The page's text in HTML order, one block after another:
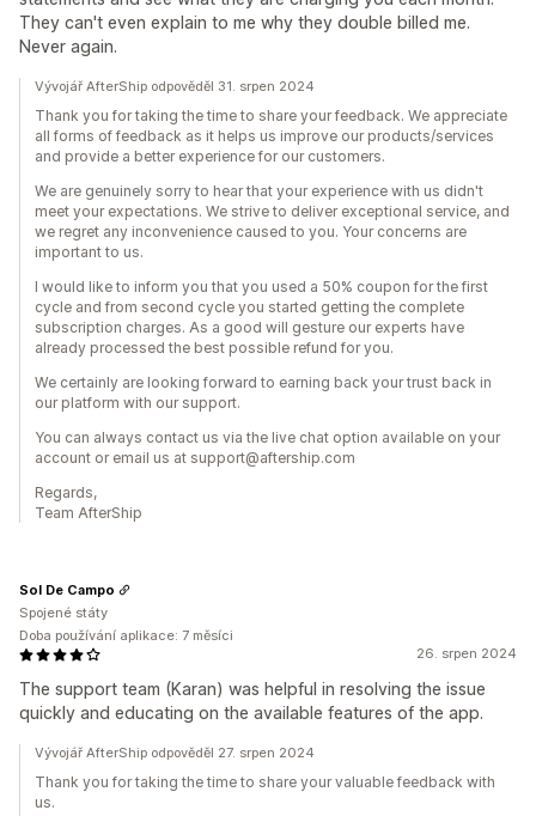
They can't even explain to me why they double billed me.
Never again.
Vývojář AfterShip odpověděl 31. srpen 2024
Thank you for taking the time to share your feedback. We appreciate
all forms of feedback as it helps us improve our products/services
and provide a better experience for our customers.
We are genuinely sorry to hear that your experience with us didn't
meet your expectations. We strive to deliver exceptional service, and
we regret any inconvenience caused to you. Your concerns are
important to us.
I would like to inform you that you used a 50% coupon for the first
cycle and from second cycle you started getting the complete
subscription charges. As a good will gesture our experts have
already processed the best possible refund for you.
We certainly are looking forward to earning back your trust back in
our platform with our support.
You can always contact us via the live chat option available on your
account or email us at support@aftership.com
Regards,
Team AfterShip
26. srpen 2024
The support team (Karan) was helpful in resolving the issue
quickly and educating on the available features of the app.
Sol De Campo
Spojené státy
Doba používání aplikace: 7 měsíci
Vývojář AfterShip odpověděl 27. srpen 2024
Thank you for taking the time to share your valuable feedback with
us.